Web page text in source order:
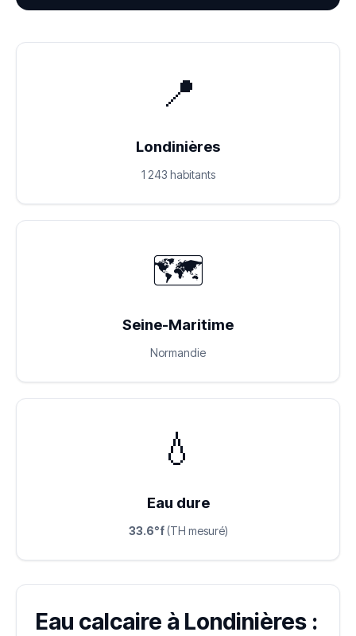
📍
Londinières
1 243 habitants
🗺️
Seine-Maritime
Normandie
💧
Eau dure
33.6°f(TH mesuré)
Eau calcaire à Londinières :